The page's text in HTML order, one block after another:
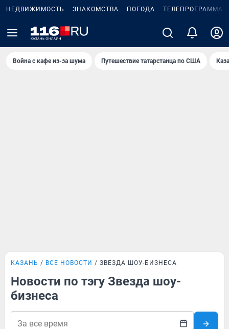
НЕДВИЖИМОСТЬ ЗНАКОМСТВА ПОГОДА ТЕЛЕПРОГРАММА
Война с кафе из-за шума Путешествие татарстанца по США
КАЗАНЬ ВСЕ НОВОСТИ ЗВЕЗДА ШОУ-БИЗНЕСА
Новости по тэгу Звезда шоу-
бизнеса